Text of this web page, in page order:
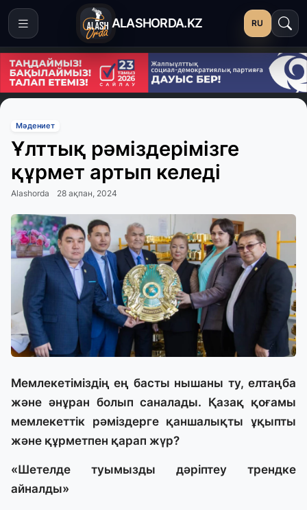
ALASHORDA.KZ RU
Мәдениет
Ұлттық рәміздерімізге
құрмет артып келеді
Alashorda 28 ақпан, 2024
Мемлекетіміздің ең басты нышаны ту, елтаңба
және әнұран болып саналады. Қазақ қоғамы
мемлекеттік рәміздерге қаншалықты ұқыпты
және құрметпен қарап жүр?
«Шетелде туымызды дәріптеу трендке
айналды»